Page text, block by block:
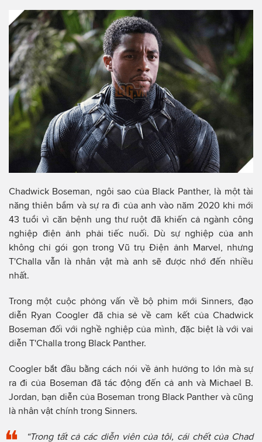
Chadwick Boseman, ngôi sao của Black Panther, là một tài
năng thiên bẩm và sự ra đi của anh vào năm 2020 khi mới
43 tuổi vì căn bệnh ung thư ruột đã khiến cả ngành công
nghiệp điện ảnh phải tiếc nuối. Dù sự nghiệp của anh
không chỉ gói gọn trong Vũ trụ Điện ảnh Marvel, nhưng
T'Challa vẫn là nhân vật mà anh sẽ được nhớ đến nhiều
nhất.
Trong một cuộc phỏng vấn về bộ phim mới Sinners, đạo
diễn Ryan Coogler đã chia sẻ về cam kết của Chadwick
Boseman đối với nghề nghiệp của mình, đặc biệt là với vai
diễn T'Challa trong Black Panther.
Coogler bắt đầu bằng cách nói về ảnh hưởng to lớn mà sự
ra đi của Boseman đã tác động đến cả anh và Michael B.
Jordan, bạn diễn của Boseman trong Black Panther và cũng
là nhân vật chính trong Sinners.
“Trong tất cả các diễn viên của tôi, cái chết của Chad